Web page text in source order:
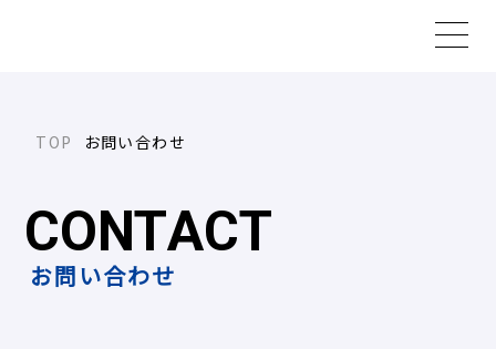
お問い合わせ
CONTACT
お問い合わせ